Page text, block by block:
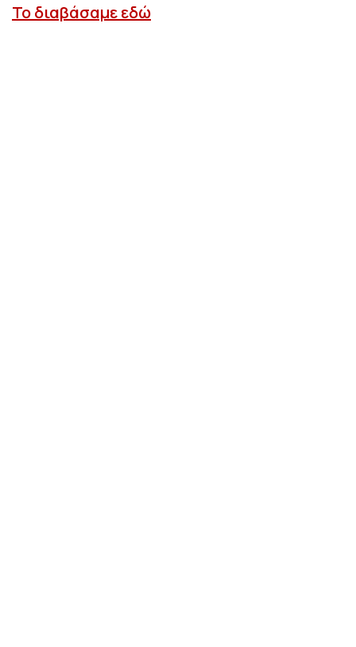
Το διαβάσαμε εδώ